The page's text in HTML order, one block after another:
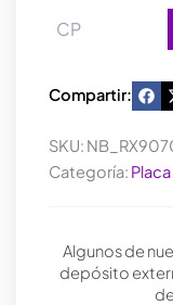
Compartir:
SKU:
Categoría:
Algunos de
depósito